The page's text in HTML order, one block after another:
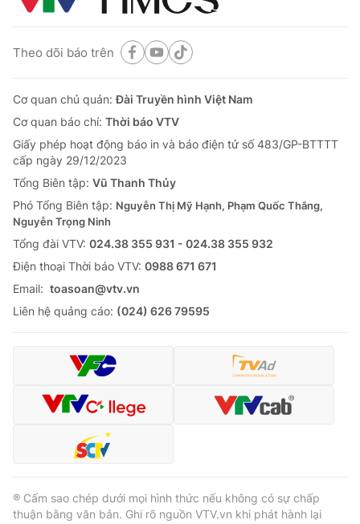
Khán giả
Giải sao mai
Điện ảnh
Du lịch
Chất lượng cuộc sống
Tuyển sinh
Học trực tuyến
Công nghệ
Hitech Công nghệ tương lai
Sản phẩm
Thị trường
Tư vấn
Giao lưu trực tuyến
Lịch phát sóng
Chuyên mục khác
Video Shorts video
VTV Money
Theo dõi báo trên
Cơ quan chủ quản:Đài Truyền hình Việt Nam
Cơ quan báo chí: Thời báo VTV
Giấy phép hoạt động báo in và báo điện tử số 483/GP-BTTTT
cấp ngày 29/12/2023
Tổng Biên tập: Vũ Thanh Thủy
Phó Tổng Biên tập: Nguyễn Thị Mỹ Hạnh, Phạm Quốc Thắng,
Nguyễn Trọng Ninh
Tổng đài VTV: 024.38 355 931 - 024.38 355 932
Ðiện thoại Thời báo VTV: 0988 671 671
Email: toasoan@vtv.vn
Liên hệ quảng cáo: (024) 626 79595
® Cấm sao chép dưới mọi hình thức nếu không có sự chấp
thuận bằng văn bản. Ghi rõ nguồn VTV.vn khi phát hành lại